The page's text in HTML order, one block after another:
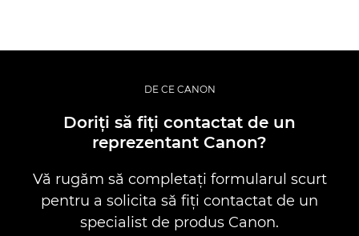
DE CE CANON
Doriţi să fiţi contactat de un
reprezentant Canon?
Vă rugăm să completaţi formularul scurt
pentru a solicita să fiţi contactat de un
specialist de produs Canon.